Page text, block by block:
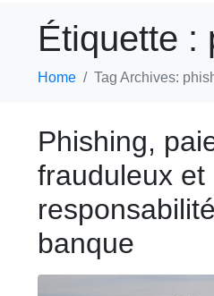
Étiquette :
Home Tag Archives:
Phishing,
frauduleux et
banque